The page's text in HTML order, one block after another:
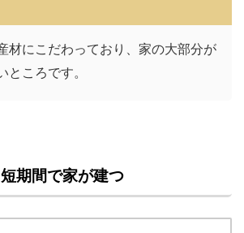
材にこだわっており、家の大部分が
ところです。
期間で家が建つ